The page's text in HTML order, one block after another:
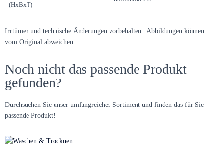
(HxBxT)
Irrtümer und technische Änderungen vorbehalten | Abbildungen können
vom Original abweichen
Noch nicht das passende Produkt
gefunden?
Durchsuchen Sie unser umfangreiches Sortiment und finden das für Sie
passende Produkt!